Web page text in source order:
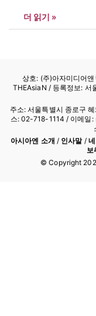
(대표 최준호 한국예술
위기를 점검하는 시간
더 읽기 »
상호: (주)아자미디어
THEAsiaN / 등록정보: 서
주소: 서울특별시 종로구
스: 02-718-1114 / 이메일:
아시아엔 소개 / 인사말/
보
© Copyright